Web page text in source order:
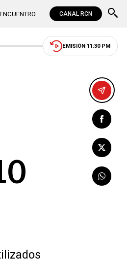
CANAL RCN
EMISIÓN 11:30 PM